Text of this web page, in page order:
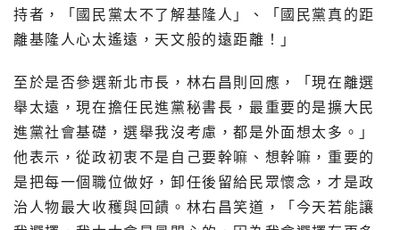
持者，「國民黨太不了解基隆人」、「國民黨真的距
離基隆人心太遙遠，天文般的遠距離！」
至於是否參選新北市長，林右昌則回應，「現在離選
舉太遠，現在擔任民進黨秘書長，最重要的是擴大民
進黨社會基礎，選舉我沒考慮，都是外面想太多。」
他表示，從政初衷不是自己要幹嘛、想幹嘛，重要的
是把每一個職位做好，卸任後留給民眾懷念，才是政
治人物最大收穫與回饋。林右昌笑道，「今天若能讓